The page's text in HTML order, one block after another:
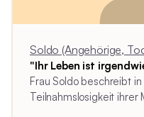
Soldo (Angehörige,
"Ihr Leben ist
Frau Soldo beschreibt
Teilnahmslosigkeit ihrer